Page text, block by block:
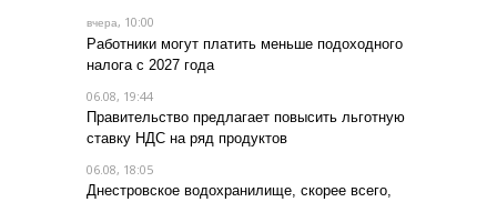
вчера, 10:00
Работники могут платить меньше подоходного
налога с 2027 года
06.08, 19:44
Правительство предлагает повысить льготную
ставку НДС на ряд продуктов
06.08, 18:05
Днестровское водохранилище, скорее всего,